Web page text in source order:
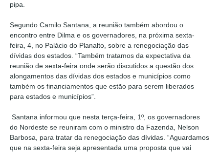
pipa.
Segundo Camilo Santana, a reunião também abordou o
encontro entre Dilma e os governadores, na próxima sexta-
feira, 4, no Palácio do Planalto, sobre a renegociação das
dívidas dos estados. “Também tratamos da expectativa da
reunião de sexta-feira onde serão discutidos a questão dos
alongamentos das dívidas dos estados e municípios como
também os financiamentos que estão para serem liberados
para estados e municípios”.
Santana informou que nesta terça-feira, 1º, os governadores
do Nordeste se reuniram com o ministro da Fazenda, Nelson
Barbosa, para tratar da renegociação das dívidas. “Aguardamos
que na sexta-feira seja apresentada uma proposta que vai